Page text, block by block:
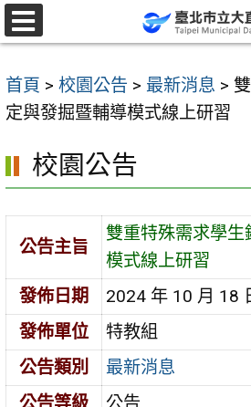
跳
至
要
內
區
首頁 > 校園公告 > 最新消息 >
定與發掘暨輔導模式線上研習
校園公告
公告主旨
雙重特殊需求學
模式線上研習
發佈日期
2024 年 10 月 18
發佈單位
特教組
公告類別
最新消息
選
單